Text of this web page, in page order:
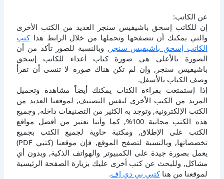
عن الكاتب:
إن للكاتب إسحق باشيفيس سنجر العديد من الكتب الأخرى
والتي يمكنك أن تتصفحها وتحملها من خلال الرابط هذاكتب
الكاتب إسحق باشيفيس سنجر , وبالنسبة للصور تأكد من أن
الصورة بالأعلى هي صورة كتاب أعداء للكاتب إسحق
باشيفيس سنجر, وإن لم تكن هناك صورة لا تنسى أن تقرأ
وصف الكتاب بالأسفل.
إذا إستمتعت بقراءة الكتاب يمكنك أيضاً مشاهدة وتحميل
المزيد من الكتب الأخرى لنفس التصنيف, لموقعنا العديد من
الكتب الإلكترونية, وتوجد به الكثير من التصنيفات داخله, وجميع
هذه الكتب مجانية 100%, كما وأننا نعتبر من أفضل مواقع
الكتب على الإطلاق, ومكتبة حاوية لجميع الكتب بجميع
تخصصاتها, وبالنسبة لتصفح الموقع, فإن موقعنا (كتبي PDF)
يعمل بصورة جيدة على الكمبيوتر والهواتف الذكية, وبدون أي
مشاكل, وللبحث عن كتب أخرى عليك بزيارة الصفحة الرئيسية
لموقعنا من هناكتبي بي دي إف.